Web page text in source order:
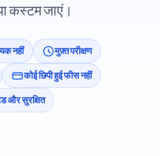
कस्टम जाएं।
नहीं मुफ़्त परीक्षण
कोई छिपी हुई फीस नहीं
और सुरक्षित